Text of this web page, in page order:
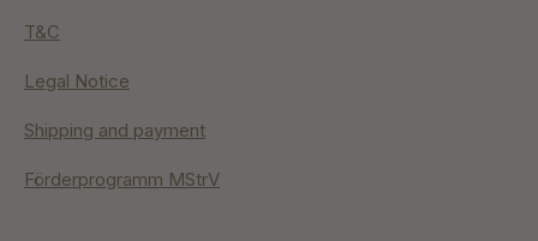
T&C
Legal Notice
Shipping and payment
Förderprogramm MStrV